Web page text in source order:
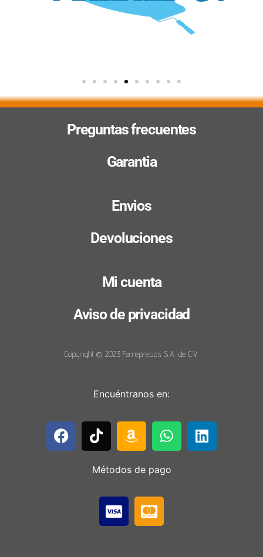
Preguntas frecuentes
Garantia
Envios
Devoluciones
Mi cuenta
Aviso de privacidad
Copyright © 2023 Ferreprecios S.A. de C.V.
Encuéntranos en:
Métodos de pago